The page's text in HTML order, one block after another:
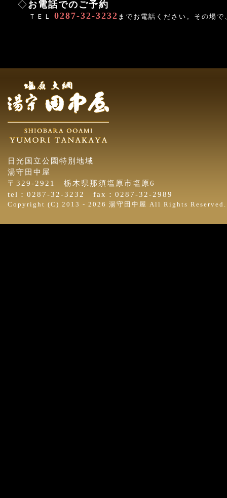
◇お電話でのご予約
ＴＥＬ 0287-32-3232 までお電話ください。その場
日光国立公園特別地域
湯守田中屋
〒329-2921 栃木県那須塩原市塩原6
tel：0287-32-3232 fax：0287-32-2989
Copyright (C) 2013 - 2026 湯守田中屋 All Rights Reserved.